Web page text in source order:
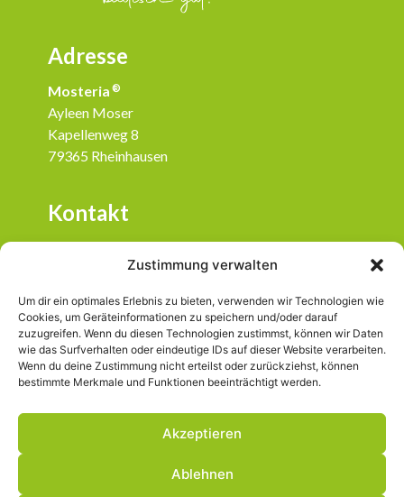
Zustimmung verwalten
Um dir ein optimales Erlebnis zu bieten, verwenden wir Technologien wie
Cookies, um Geräteinformationen zu speichern und/oder darauf
zuzugreifen. Wenn du diesen Technologien zustimmst, können wir Daten
wie das Surfverhalten oder eindeutige IDs auf dieser Website verarbeiten.
Wenn du deine Zustimmung nicht erteilst oder zurückziehst, können
bestimmte Merkmale und Funktionen beeinträchtigt werden.
Akzeptieren
Ablehnen
Adresse
Mosteria ®
Ayleen Moser
Kapellenweg 8
79365 Rheinhausen
Kontakt
07643 / 933 28 22
info@mosteria.de
Social Media
mosteria.badischgut
© 2025 Mosteria